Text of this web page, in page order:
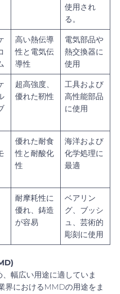
使用され
る。
高い熱伝導
性と電気伝
導性
電気部品や
熱交換器に
使用
超高強度、
優れた靭性
工具および
高性能部品
に使用
優れた耐食
性と耐酸化
性
海洋および
化学処理に
最適
耐摩耗性に
優れ、鋳造
が容易
ベアリン
グ、ブッシ
ュ、芸術的
彫刻に使用
幅広い用途に適していま
界におけるMMDの用途をま